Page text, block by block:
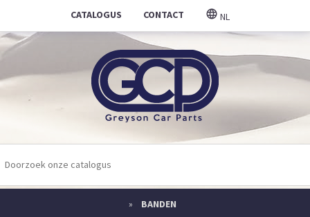
CATALOGUS CONTACT NL
BANDEN